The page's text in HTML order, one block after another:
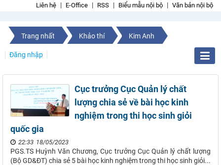
Liên hệ E-Office RSS Biểu mẫu nội bộ Văn bản nội bộ
Trang nhất Khảo thí Kim Anh
Đăng nhập
Cục trưởng Cục Quản lý chất
lượng chia sẻ về bài học kinh
nghiệm trong thi học sinh giỏi
quốc gia
22:33 18/05/2023
PGS.TS Huỳnh Văn Chương, Cục trưởng Cục Quản lý chất lượng
(Bộ GD&ĐT) chia sẻ 5 bài học kinh nghiệm trong thi học sinh giỏi...